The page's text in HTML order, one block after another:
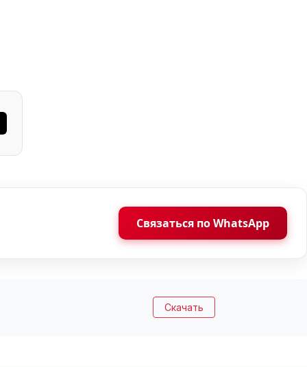
Связаться по WhatsApp
Скачать